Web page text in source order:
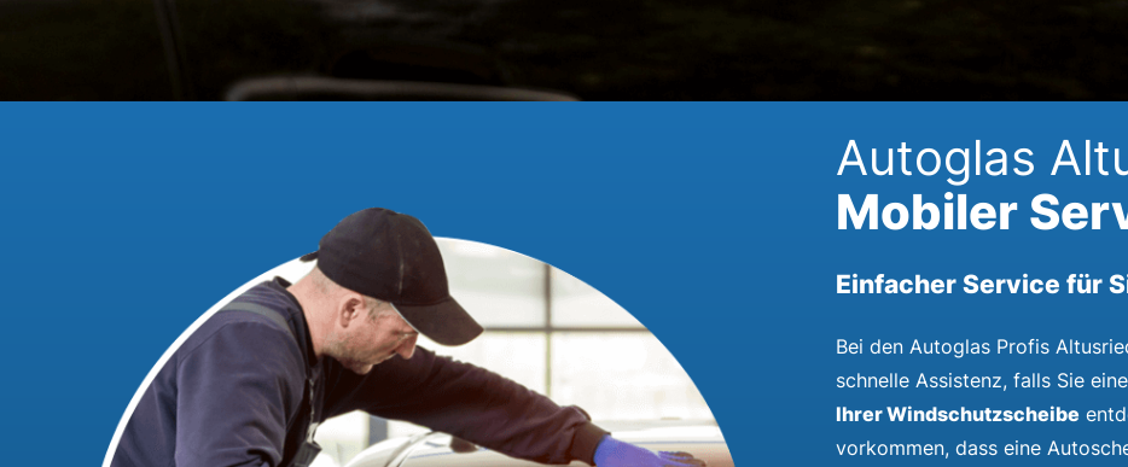
Autoglas
Mobiler
Einfacher Service für
Bei den Autoglas Profis
schnelle Assistenz, falls Sie
Ihrer Windschutzscheibe
vorkommen, dass eine